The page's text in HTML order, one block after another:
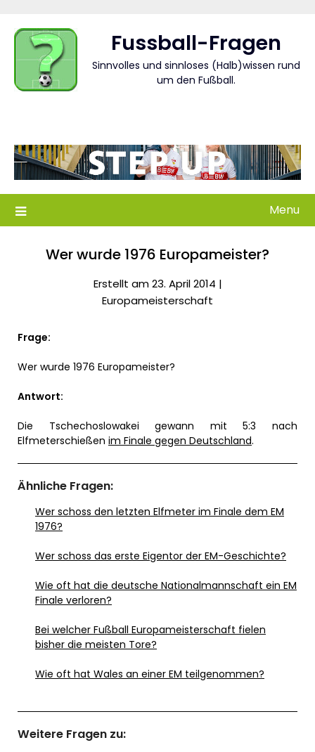
content
Fussball-Fragen
Sinnvolles und sinnloses (Halb)wissen rund
um den Fußball.
Menu
Wer wurde 1976 Europameister?
Erstellt am 23. April 2014 |
Europameisterschaft
Frage:
Wer wurde 1976 Europameister?
Antwort:
Die Tschechoslowakei gewann mit 5:3 nach
Elfmeterschießen im Finale gegen Deutschland.
Ähnliche Fragen:
Wer schoss den letzten Elfmeter im Finale dem EM
1976?
Wer schoss das erste Eigentor der EM-Geschichte?
Wie oft hat die deutsche Nationalmannschaft ein EM
Finale verloren?
Bei welcher Fußball Europameisterschaft fielen
bisher die meisten Tore?
Wie oft hat Wales an einer EM teilgenommen?
Weitere Fragen zu: